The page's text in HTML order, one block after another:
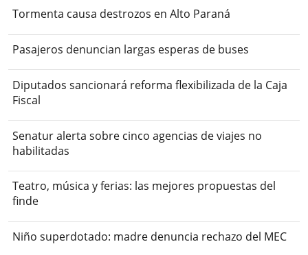
Tormenta causa destrozos en Alto Paraná
Pasajeros denuncian largas esperas de buses
Diputados sancionará reforma flexibilizada de la Caja
Fiscal
Senatur alerta sobre cinco agencias de viajes no
habilitadas
Teatro, música y ferias: las mejores propuestas del
finde
Niño superdotado: madre denuncia rechazo del MEC